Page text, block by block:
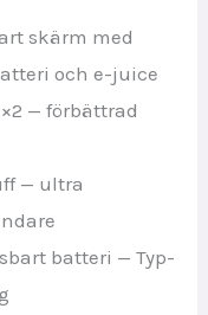
skärm med
och e-juice
— förbättrad
— ultra
batteri — Typ-